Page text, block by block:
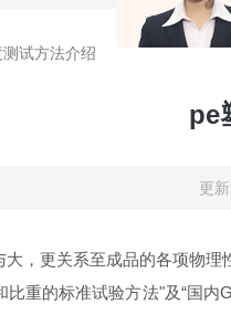
试方法介绍
pe
更
，更关系至成品的各项物理
比重的标准试验方法"及“国内